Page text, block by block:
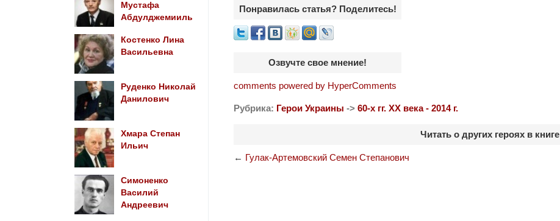
Понравилась статья? Поделитесь!
Озвучте свое мнение!
comments powered by HyperComments
Рубрика: Герои Украины -> 60-х гг. ХХ века - 2014 г.
Читать о других героях в книге
← Гулак-Артемовский Семен Степанович
Мустафа
Абдулджемииль
Костенко Лина
Васильевна
Руденко Николай
Данилович
Хмара Степан
Ильич
Симоненко
Василий
Андреевич